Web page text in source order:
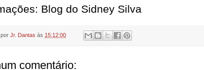
Blog do Sidney Silva
Jr. Dantas às 15:12:00
comentário: